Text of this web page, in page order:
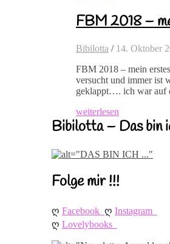
FBM 2018 –
Bibilotta / 14. Oktober
FBM 2018 – mein
versucht und immer ist
geklappt…. ich war
weiterlesen
Bibilotta – Das bin
Folge mir !!!
ღ Facebook ღ Instagram
ღ Lovelybooks